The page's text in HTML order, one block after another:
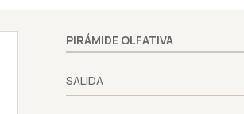
PIRÁMIDE OLFATIVA
SALIDA